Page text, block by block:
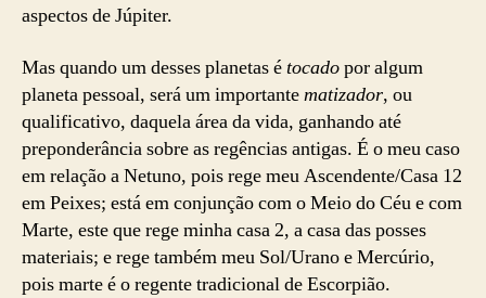
aspectos de Júpiter.
Mas quando um desses planetas étocadopor algum
planeta pessoal, será um importantematizador, ou
qualificativo, daquela área da vida, ganhando até
preponderância sobre as regências antigas. É o meu caso
em relação a Netuno, pois rege meu Ascendente/Casa 12
em Peixes; está em conjunção com o Meio do Céu e com
Marte, este que rege minha casa 2, a casa das posses
materiais; e rege também meu Sol/Urano e Mercúrio,
pois marte é o regente tradicional de Escorpião.